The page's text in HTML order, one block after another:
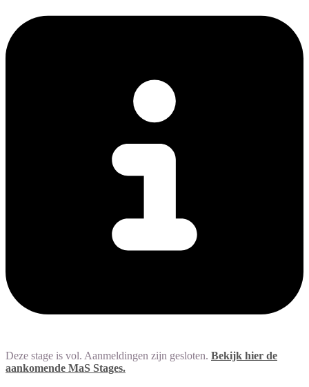
Deze stage is vol. Aanmeldingen zijn gesloten. Bekijk hier de
aankomende MaS Stages.